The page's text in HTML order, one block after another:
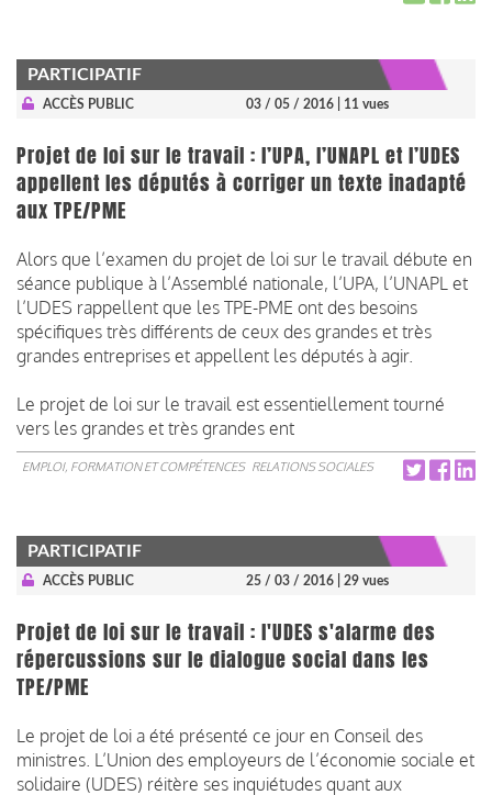
PARTICIPATIF
ACCÈS PUBLIC 03 / 05 / 2016 | 11 vues
Projet de loi sur le travail : l’UPA, l’UNAPL et l’UDES
appellent les députés à corriger un texte inadapté
aux TPE/PME
Alors que l’examen du projet de loi sur le travail débute en
séance publique à l’Assemblé nationale, l’UPA, l’UNAPL et
l’UDES rappellent que les TPE-PME ont des besoins
spécifiques très différents de ceux des grandes et très
grandes entreprises et appellent les députés à agir.
Le projet de loi sur le travail est essentiellement tourné
vers les grandes et très grandes ent
EMPLOI, FORMATION ET COMPÉTENCES RELATIONS SOCIALES
PARTICIPATIF
ACCÈS PUBLIC 25 / 03 / 2016 | 29 vues
Projet de loi sur le travail : l'UDES s'alarme des
répercussions sur le dialogue social dans les
TPE/PME
Le projet de loi a été présenté ce jour en Conseil des
ministres. L’Union des employeurs de l’économie sociale et
solidaire (UDES) réitère ses inquiétudes quant aux